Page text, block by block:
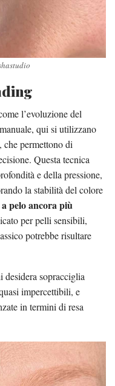
l’evoluzione del
qui si utilizzano
permettono di
Questa tecnica
e della pressione,
la stabilità del colore
pelo ancora più
per pelli sensibili,
potrebbe risultare
desidera sopracciglia
impercettibili, e
in termini di resa